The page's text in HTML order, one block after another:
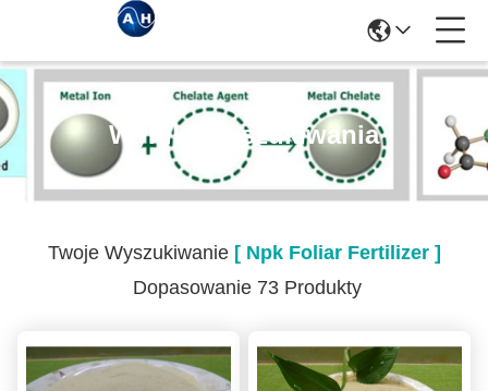
Wyniki Wyszukiwania
Twoje Wyszukiwanie [ Npk Foliar Fertilizer ]
Dopasowanie 73 Produkty